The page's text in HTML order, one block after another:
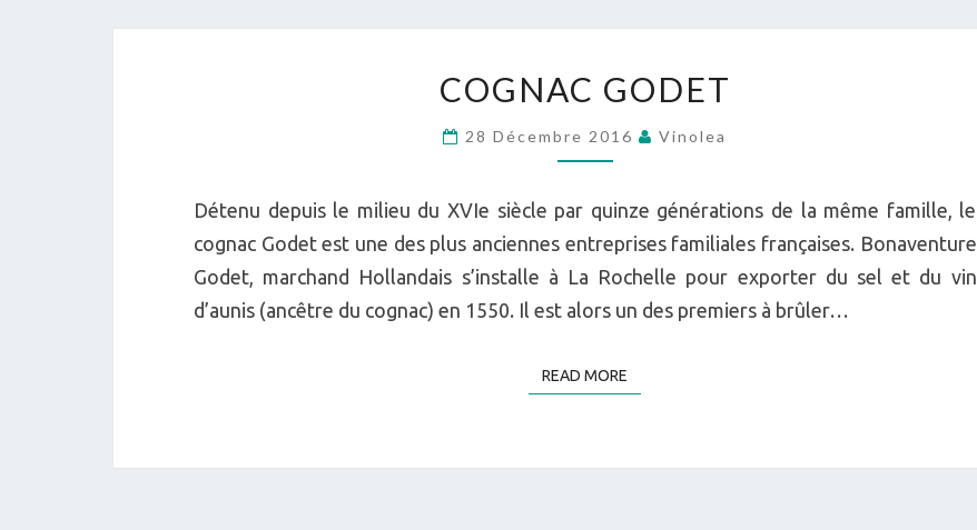
GODET
COGNAC GODET
28 Décembre 2016 Vinolea
Détenu depuis le milieu du XVIe siècle par quinze générations de la même famille, le
cognac Godet est une des plus anciennes entreprises familiales françaises. Bonaventure
Godet, marchand Hollandais s’installe à La Rochelle pour exporter du sel et du vin
d’aunis (ancêtre du cognac) en 1550. Il est alors un des premiers à brûler…
READ MORE